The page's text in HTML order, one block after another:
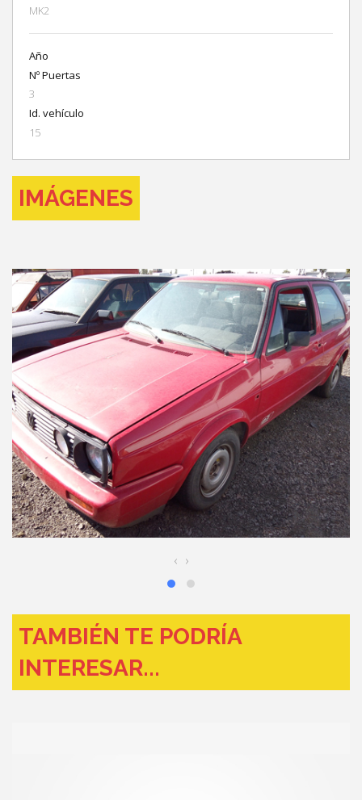
MK2
Año
Nº Puertas
3
Id. vehículo
15
IMÁGENES
‹ ›
TAMBIÉN TE PODRÍA
INTERESAR...